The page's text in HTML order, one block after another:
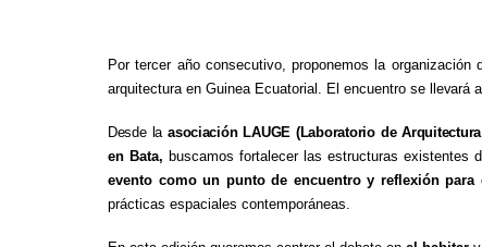
Por tercer año consecutivo, proponemos la organización
arquitectura en Guinea Ecuatorial. El encuentro se
llevará a
Desde la asociación LAUGE (Laboratorio de Arquitectura
en Bata, buscamos fortalecer las estructuras
evento como un punto de encuentro y reflexión para
prácticas espaciales contemporáneas.